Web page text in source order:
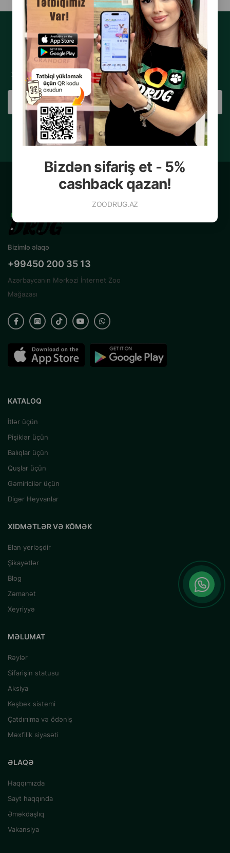
Bizdən sifariş et - 5%
cashback qazan!
ZOODRUG.AZ
YENILIKLƏRƏ ABUNƏ OLUN
Xəbərlər və xüsusi təkliflər almaq üçün e-poçt ünvanınızı qeyd edin.
ABUNƏ OL
Bizimlə əlaqə
+99450 200 35 13
Azərbaycanın Mərkəzi İnternet Zoo
Mağazası
KATALOQ
İtlər üçün
Pişiklər üçün
Balıqlar üçün
Quşlar üçün
Gəmiricilər üçün
Digər Heyvanlar
XIDMƏTLƏR VƏ KÖMƏK
Elan yerləşdir
Şikayətlər
Blog
Zəmanət
Xeyriyyə
MƏLUMAT
Rəylər
Sifarişin statusu
Aksiya
Keşbek sistemi
Çatdırılma və ödəniş
Məxfilik siyasəti
ƏLAQƏ
Haqqımızda
Sayt haqqında
Əməkdaşlıq
Vakansiya